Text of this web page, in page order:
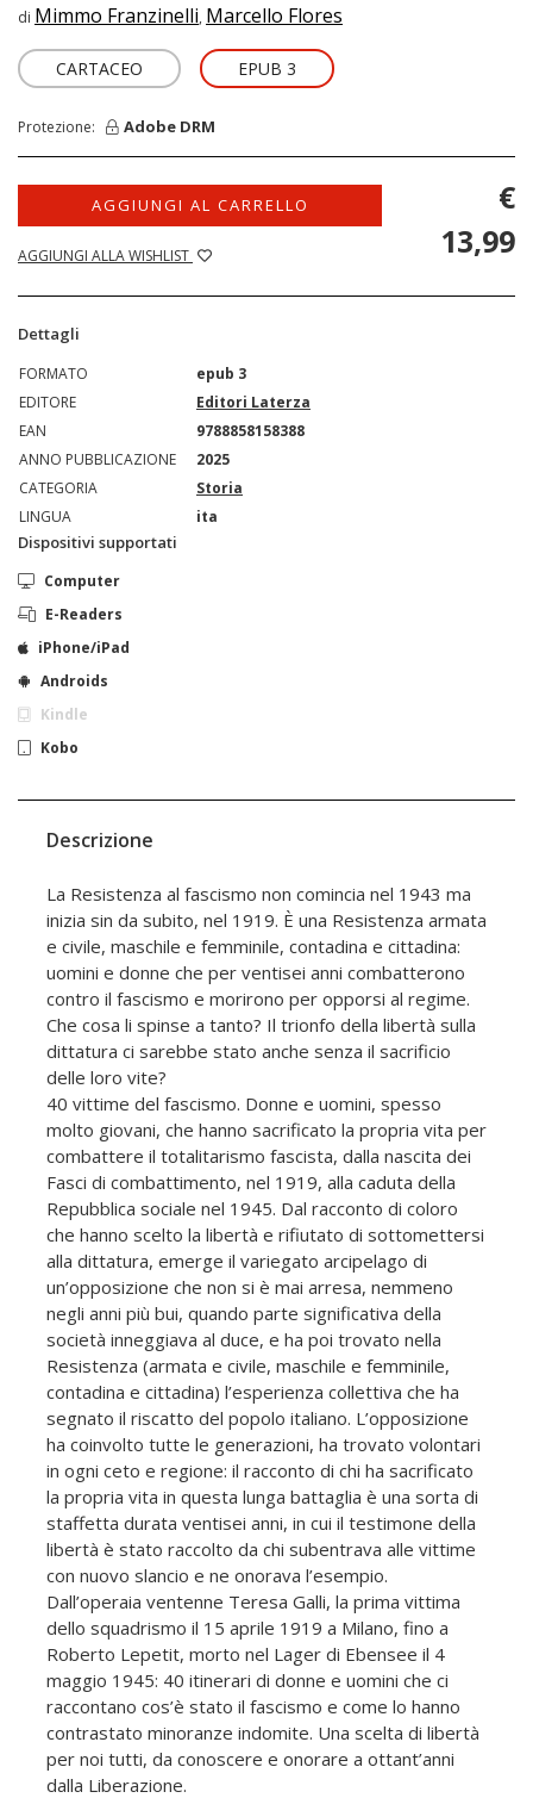
di Mimmo Franzinelli, Marcello Flores
CARTACEO EPUB 3
Protezione: Adobe DRM
AGGIUNGI AL CARRELLO
AGGIUNGI ALLA WISHLIST
€
13,99
Dettagli
FORMATO
epub 3
EDITORE
Editori Laterza
EAN
9788858158388
ANNO PUBBLICAZIONE
2025
CATEGORIA
Storia
LINGUA
ita
Dispositivi supportati
Computer
E-Readers
iPhone/iPad
Androids
Kindle
Kobo
Descrizione
La Resistenza al fascismo non comincia nel 1943 ma
inizia sin da subito, nel 1919. È una Resistenza armata
e civile, maschile e femminile, contadina e cittadina:
uomini e donne che per ventisei anni combatterono
contro il fascismo e morirono per opporsi al regime.
Che cosa li spinse a tanto? Il trionfo della libertà sulla
dittatura ci sarebbe stato anche senza il sacrificio
delle loro vite?
40 vittime del fascismo. Donne e uomini, spesso
molto giovani, che hanno sacrificato la propria vita per
combattere il totalitarismo fascista, dalla nascita dei
Fasci di combattimento, nel 1919, alla caduta della
Repubblica sociale nel 1945. Dal racconto di coloro
che hanno scelto la libertà e rifiutato di sottomettersi
alla dittatura, emerge il variegato arcipelago di
un’opposizione che non si è mai arresa, nemmeno
negli anni più bui, quando parte significativa della
società inneggiava al duce, e ha poi trovato nella
Resistenza (armata e civile, maschile e femminile,
contadina e cittadina) l’esperienza collettiva che ha
segnato il riscatto del popolo italiano. L’opposizione
ha coinvolto tutte le generazioni, ha trovato volontari
in ogni ceto e regione: il racconto di chi ha sacrificato
la propria vita in questa lunga battaglia è una sorta di
staffetta durata ventisei anni, in cui il testimone della
libertà è stato raccolto da chi subentrava alle vittime
con nuovo slancio e ne onorava l’esempio.
Dall’operaia ventenne Teresa Galli, la prima vittima
dello squadrismo il 15 aprile 1919 a Milano, fino a
Roberto Lepetit, morto nel Lager di Ebensee il 4
maggio 1945: 40 itinerari di donne e uomini che ci
raccontano cos’è stato il fascismo e come lo hanno
contrastato minoranze indomite. Una scelta di libertà
per noi tutti, da conoscere e onorare a ottant’anni
dalla Liberazione.